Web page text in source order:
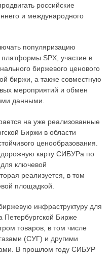
российские
и международного
популяризацию
SPX, участие в
биржевого ценового
биржи, а также совместную
мероприятий и обмен
данными.
на уже реализованные
Биржи в области
ценообразования.
карту СИБУРа по
ключевой
реализуется, в том
площадкой.
инфраструктуру для
Петербургской Бирже
товаров, в том числе
(СУГ) и другими
В прошлом году СИБУР